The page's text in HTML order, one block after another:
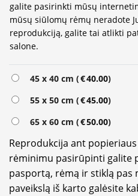
galite pasirinkti mūsų
mūsų siūlomų rėmų neradote
reprodukciją, galite tai atlikti
salone.
45 x 40 cm (€40.00)
55 x 50 cm (€45.00)
65 x 60 cm (€50.00)
Reprodukcija ant
rėminimu pasirūpinti galite
pasportą, rėmą ir stiklą pas
paveikslą iš karto galėsite
Alternative: